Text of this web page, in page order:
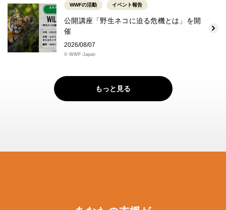
WWFの活動 イベント報告
公開講座「野生ネコに迫る危機とは」を開
催
2026/08/07
© WWF-Japan
もっと見る